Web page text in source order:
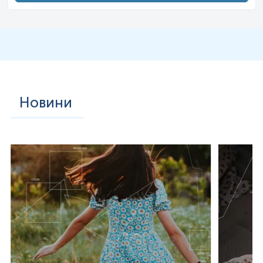
багатошарового епітелію, єдиною тканиною, в якій вони
відбувається повільно, для ініціації транскрипції потрібно
12–24 години. Вважається, що залучені антитіла відіграють
важливу нейтралізуючу роль, тоді як віріони все ще
знаходяться на базальній мембрані та поверхні клітин.
Вважається, що ураження ВПЛ виникають внаслідок
проліферації інфікованих базальних кератиноцитів.
Зараження зазвичай відбувається, коли базальні клітини
хазяїна піддаються впливу інфекційного вірусу через
порушений епітеліальний бар’єр. Інфекції ВПЛ не є
цитолітичними, вірніше, вірусні частинки вивільняються в
результаті дегенерації десквамованих клітин. ВПЛ може
Новини